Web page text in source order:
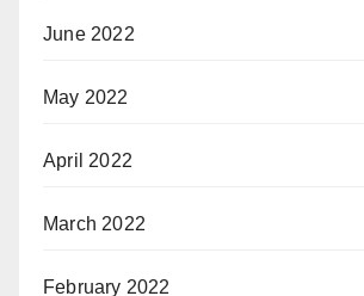
June 2022
May 2022
April 2022
March 2022
February 2022